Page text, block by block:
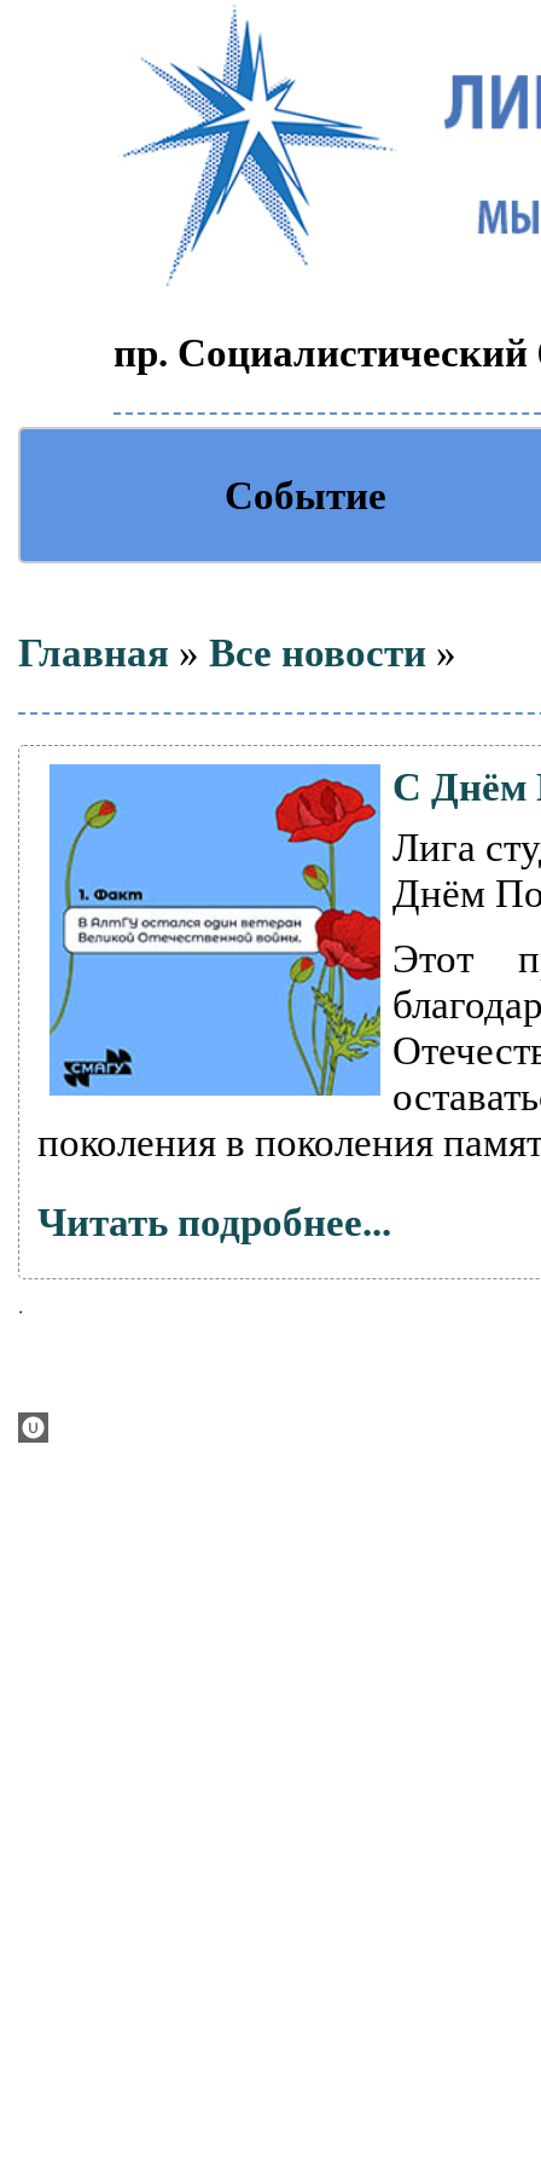
пр. Социалистический
Событие
Главная » Все новости »
С Днём
Лига
Днём
Этот
поколения в поколения
Читать подробнее...
.